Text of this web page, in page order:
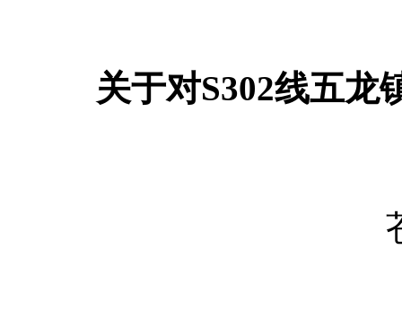
关于对S302线五龙